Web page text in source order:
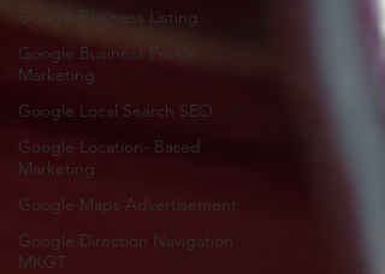
Google Business Listing
Google Business Profile
Marketing
Google Local Search SEO
Google Location- Based
Marketing
Google Maps Advertisement
Google Direction Navigation
MKGT